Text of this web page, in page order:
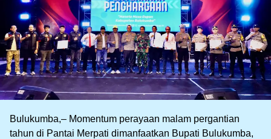
Bulukumba,– Momentum perayaan malam pergantian
tahun di Pantai Merpati dimanfaatkan Bupati Bulukumba,